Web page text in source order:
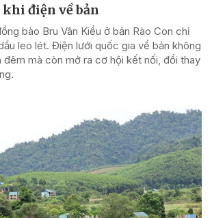
khi điện về bản
bào Bru Vân Kiều ở bản Rào Con chỉ
leo lét. Điện lưới quốc gia về bản không
đêm mà còn mở ra cơ hội kết nối, đổi thay